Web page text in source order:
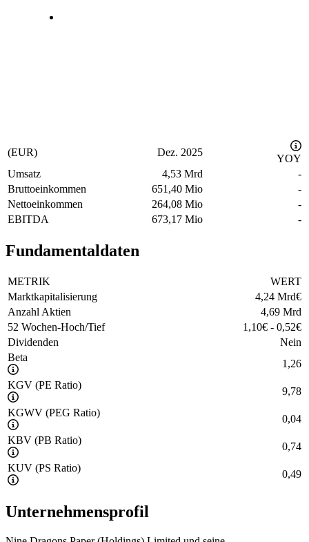
(EUR) Dez. 2025
YOY
Umsatz
4,53 Mrd
-
Bruttoeinkommen
651,40 Mio
-
Nettoeinkommen
264,08 Mio
-
EBITDA
673,17 Mio -
Fundamentaldaten
METRIK
WERT
Marktkapitalisierung
4,24 Mrd€
Anzahl Aktien
4,69 Mrd
52 Wochen-Hoch/Tief
1,10€ - 0,52€
Dividenden
Nein
Beta
1,26
KGV (PE Ratio)
9,78
KGWV (PEG Ratio)
0,04
KBV (PB Ratio)
0,74
KUV (PS Ratio)
0,49
Unternehmensprofil